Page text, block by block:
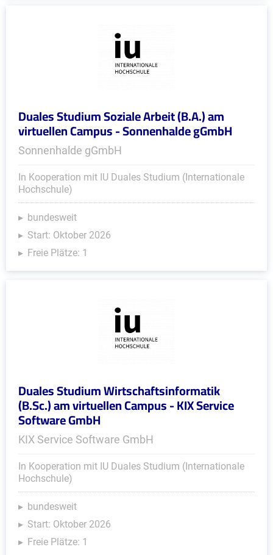
Duales Studium Soziale Arbeit (B.A.) am
virtuellen Campus - Sonnenhalde gGmbH
Sonnenhalde gGmbH
In Kooperation mit IU Duales Studium (Internationale
Hochschule)
bundesweit
Start: Oktober 2026
Freie Plätze: 1
Duales Studium Wirtschaftsinformatik
(B.Sc.) am virtuellen Campus - KIX Service
Software GmbH
KIX Service Software GmbH
In Kooperation mit IU Duales Studium (Internationale
Hochschule)
bundesweit
Start: Oktober 2026
Freie Plätze: 1